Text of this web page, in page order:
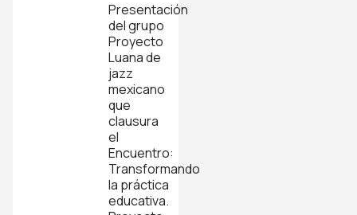
Presentación
del grupo
Proyecto
Luana de
jazz
mexicano
que
clausura
el
Encuentro:
Transformando
la práctica
educativa.